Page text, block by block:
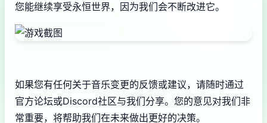
您能继续享受永恒世界，因为我们会不断改进它。
如果您有任何关于音乐变更的反馈或建议，请随时通过
官方论坛或Discord社区与我们分享。您的意见对我们非
常重要，将帮助我们在未来做出更好的决策。